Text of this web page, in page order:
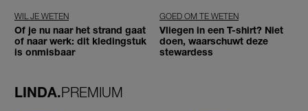
WIL JE WETEN
Of je nu naar het strand gaat
of naar werk: dit kledingstuk
is onmisbaar
GOED OM TE WETEN
Vliegen in een T-shirt? Niet
doen, waarschuwt deze
stewardess
LINDA.PREMIUM